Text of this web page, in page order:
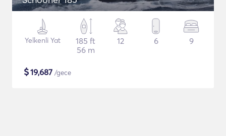
Yelkenli Yat
185 ft
56 m
12 6 9
$19,687 /gece